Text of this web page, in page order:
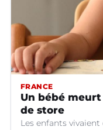
FRANCE
Un bébé
de store
Les enfants